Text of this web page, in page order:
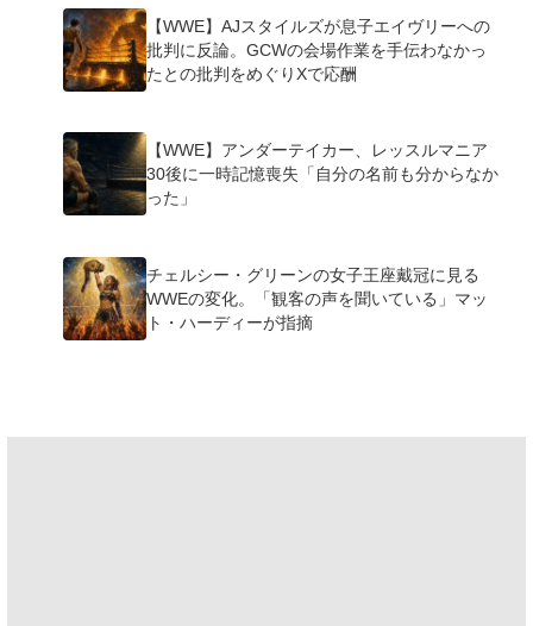
【WWE】AJスタイルズが息子エイヴリーへの
批判に反論。GCWの会場作業を手伝わなかっ
たとの批判をめぐりXで応酬
【WWE】アンダーテイカー、レッスルマニア
30後に一時記憶喪失「自分の名前も分からなか
った」
チェルシー・グリーンの女子王座戴冠に見る
WWEの変化。「観客の声を聞いている」マッ
ト・ハーディーが指摘